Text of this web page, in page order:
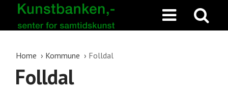
Home Kommune Folldal
Folldal